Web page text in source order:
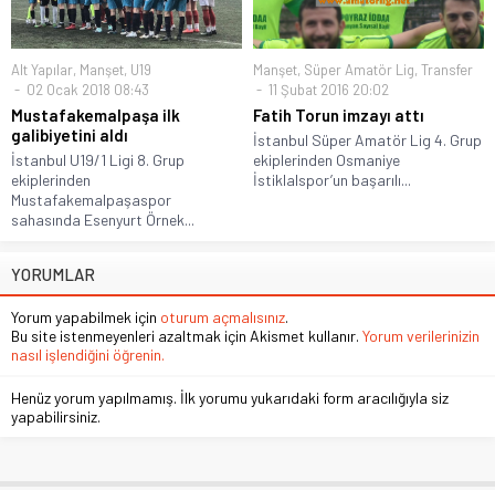
Alt Yapılar, Manşet, U19
02 Ocak 2018 08:43
Mustafakemalpaşa ilk
galibiyetini aldı
İstanbul U19/1 Ligi 8. Grup
ekiplerinden
Mustafakemalpaşaspor
sahasında Esenyurt Örnek...
Manşet, Süper Amatör Lig, Transfer
11 Şubat 2016 20:02
Fatih Torun imzayı attı
İstanbul Süper Amatör Lig 4. Grup
ekiplerinden Osmaniye
İstiklalspor’un başarılı...
YORUMLAR
Yorum yapabilmek için oturum açmalısınız.
Bu site istenmeyenleri azaltmak için Akismet kullanır. Yorum verilerinizin
nasıl işlendiğini öğrenin.
Henüz yorum yapılmamış. İlk yorumu yukarıdaki form aracılığıyla siz
yapabilirsiniz.